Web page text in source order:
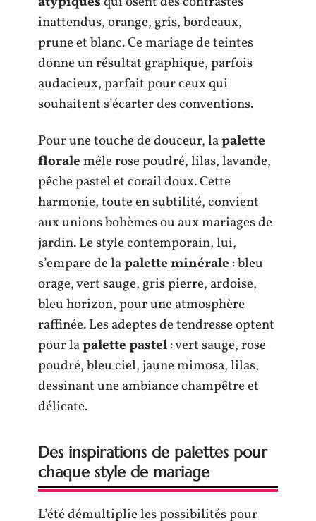
inattendus, orange, gris, bordeaux,
prune et blanc. Ce mariage de teintes
donne un résultat graphique, parfois
audacieux, parfait pour ceux qui
souhaitent s’écarter des conventions.
Pour une touche de douceur, lapalette
floralemêle rose poudré, lilas, lavande,
pêche pastel et corail doux. Cette
harmonie, toute en subtilité, convient
aux unions bohèmes ou aux mariages de
jardin. Le style contemporain, lui,
s’empare de lapalette minérale : bleu
orage, vert sauge, gris pierre, ardoise,
bleu horizon, pour une atmosphère
raffinée. Les adeptes de tendresse optent
pour lapalette pastel: vert sauge, rose
poudré, bleu ciel, jaune mimosa, lilas,
dessinant une ambiance champêtre et
délicate.
Des inspirations de palettes pour
chaque style de mariage
L’été démultiplie les possibilités pour